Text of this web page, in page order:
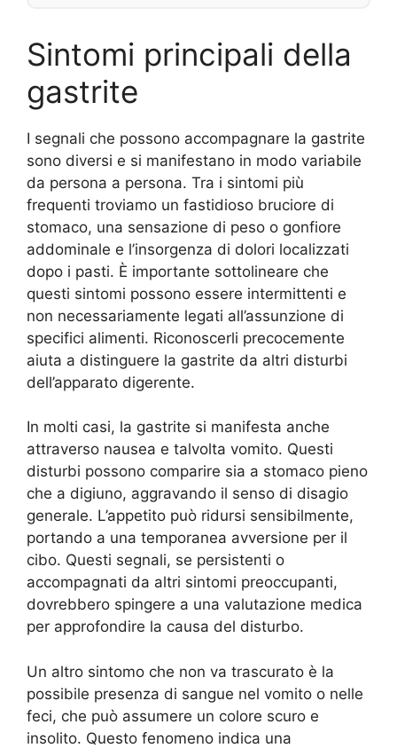
Sintomi principali della
gastrite
I segnali che possono accompagnare la gastrite
sono diversi e si manifestano in modo variabile
da persona a persona. Tra i sintomi più
frequenti troviamo un fastidioso bruciore di
stomaco, una sensazione di peso o gonfiore
addominale e l’insorgenza di dolori localizzati
dopo i pasti. È importante sottolineare che
questi sintomi possono essere intermittenti e
non necessariamente legati all’assunzione di
specifici alimenti. Riconoscerli precocemente
aiuta a distinguere la gastrite da altri disturbi
dell’apparato digerente.
In molti casi, la gastrite si manifesta anche
attraverso nausea e talvolta vomito. Questi
disturbi possono comparire sia a stomaco pieno
che a digiuno, aggravando il senso di disagio
generale. L’appetito può ridursi sensibilmente,
portando a una temporanea avversione per il
cibo. Questi segnali, se persistenti o
accompagnati da altri sintomi preoccupanti,
dovrebbero spingere a una valutazione medica
per approfondire la causa del disturbo.
Un altro sintomo che non va trascurato è la
possibile presenza di sangue nel vomito o nelle
feci, che può assumere un colore scuro e
insolito. Questo fenomeno indica una